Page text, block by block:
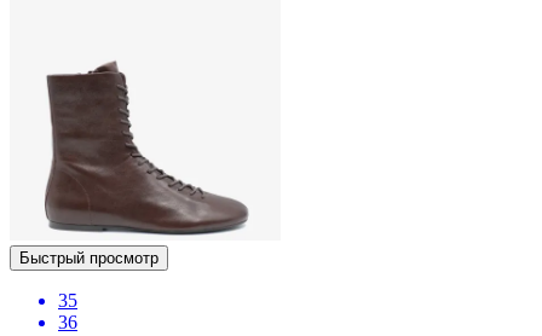
Быстрый просмотр
35
36